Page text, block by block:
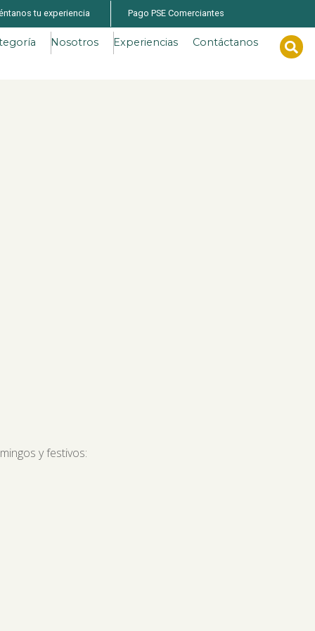
tu experiencia Pago PSE Comerciantes
Nosotros Experiencias Contáctanos
y festivos: